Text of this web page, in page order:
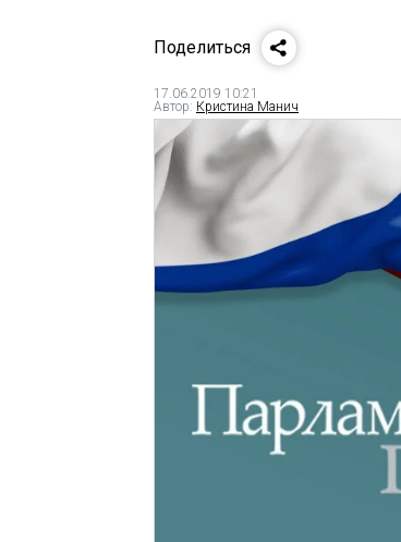
Поделиться
17.06.2019 10:21
Автор: Кристина Манич